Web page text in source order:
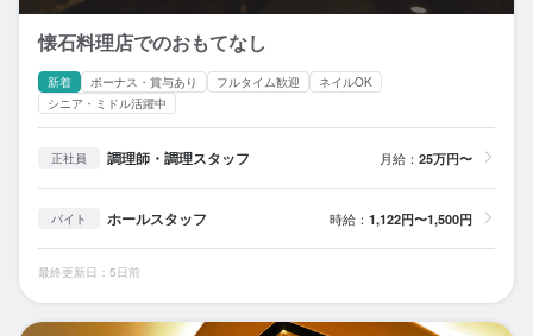
懐石料理店でのおもてなし
新着 ボーナス・賞与あり フルタイム歓迎
ネイルOK
シニア・ミドル活躍中
正社員 調理師・調理スタッフ 月給： 25万円〜
バイト ホールスタッフ 時給： 1,122円〜1,500円
最終更新日：5日前